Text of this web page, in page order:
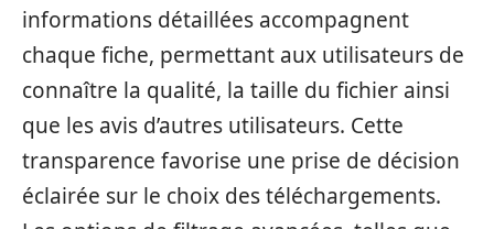
informations détaillées accompagnent
chaque fiche, permettant aux utilisateurs de
connaître la qualité, la taille du fichier ainsi
que les avis d’autres utilisateurs. Cette
transparence favorise une prise de décision
éclairée sur le choix des téléchargements.